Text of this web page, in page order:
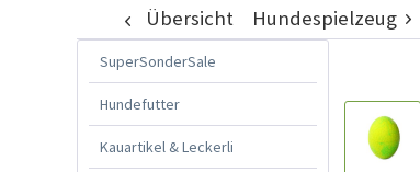
Übersicht Hundespielzeug
SuperSonderSale
Hundefutter
Kauartikel & Leckerli